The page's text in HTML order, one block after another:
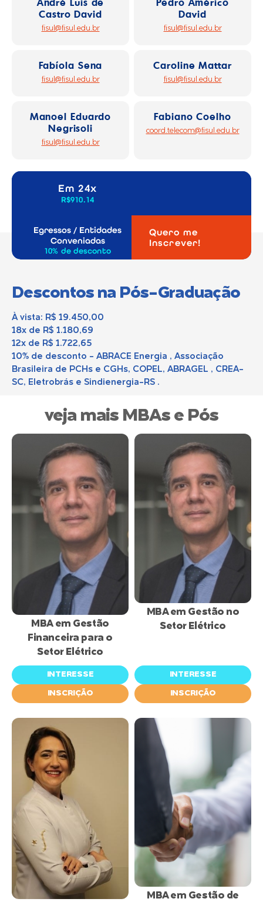
Castro David
fisul@fisul.edu.br
David
fisul@fisul.edu.br
Fabíola Sena
fisul@fisul.edu.br
Caroline Mattar
fisul@fisul.edu.br
Manoel Eduardo
Negrisoli
fisul@fisul.edu.br
Fabiano Coelho
coord.telecom@fisul.edu.br
Em 24x
R$910.14
Egressos / Entidades
Conveniadas
10% de desconto
Quero me
Inscrever!
Descontos na Pós-Graduação
À vista: R$ 19.450,00
18x de R$ 1.180,69
12x de R$ 1.722,65
10% de desconto - ABRACE Energia , Associação
Brasileira de PCHs e CGHs, COPEL, ABRAGEL , CREA-
SC, Eletrobrás e Sindienergia-RS .
veja mais MBAs e Pós
inscrições
MBA em Gestão
Financeira para o
Setor Elétrico
INTERESSE
INSCRIÇÃO
abertas
MBA em Gestão no
Setor Elétrico
INTERESSE
INSCRIÇÃO
inscrições
MBA em Gestão de